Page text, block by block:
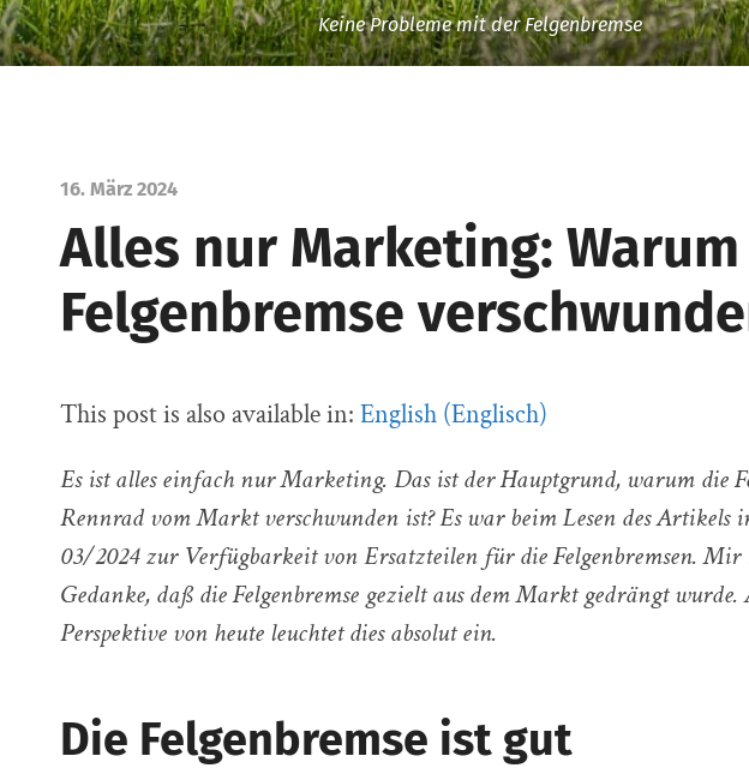
Keine Probleme mit der Felgenbremse
16. März 2024
Alles nur Marketing:
Felgenbremse
This post is also available in: English (Englisch)
Es ist alles einfach nur Marketing. Das ist der Hauptgrund, warum die
Rennrad vom Markt verschwunden ist? Es war beim Lesen des Artikels
03/2024 zur Verfügbarkeit von Ersatzteilen für die Felgenbremsen.
Gedanke, daß die Felgenbremse gezielt aus dem Markt gedrängt wurde.
Perspektive von heute leuchtet dies absolut ein.
Die Felgenbremse ist gut